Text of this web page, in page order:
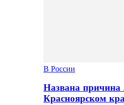
В России
Названа
Красноярском